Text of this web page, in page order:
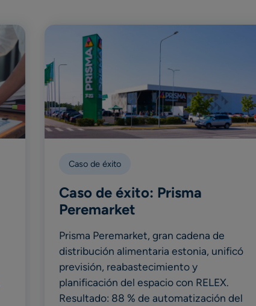
Caso de éxito
Caso de éxito: Prisma
Peremarket
Prisma Peremarket, gran cadena de
distribución alimentaria estonia, unificó
previsión, reabastecimiento y
planificación del espacio con RELEX.
Resultado: 88 % de automatización del